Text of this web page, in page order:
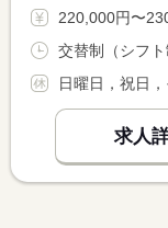
220,000円〜230,000円 ※フルタ
日曜日，祝日
求人